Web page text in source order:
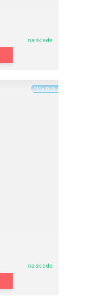
na sklade
Novinka
na sklade